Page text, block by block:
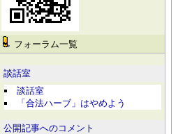
フォーラム一覧
談話室
談話室
「合法ハーブ」はやめよう
公開記事へのコメント